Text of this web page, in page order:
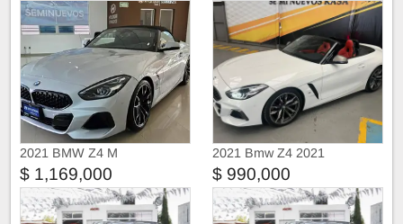
2021 BMW Z4 M
$ 1,169,000
2021 Bmw Z4 2021
$ 990,000